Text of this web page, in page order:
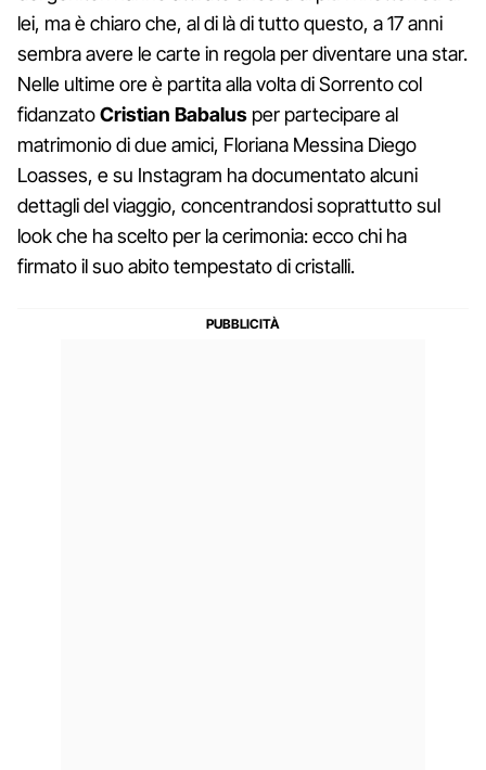
lei, ma è chiaro che, al di là di tutto questo, a 17 anni
sembra avere le carte in regola per diventare una star.
Nelle ultime ore è partita alla volta di Sorrento col
fidanzatoCristian Babalus per partecipare al
matrimonio di due amici, Floriana Messina Diego
Loasses, e su Instagram ha documentato alcuni
dettagli del viaggio, concentrandosi soprattutto sul
look che ha scelto per la cerimonia: ecco chi ha
firmato il suo abito tempestato di cristalli.